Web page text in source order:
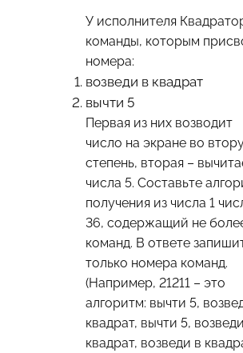
У исполнителя
команды, которым
номера:
возведи в квадрат
вычти 5
Первая из них возводит
число на экране во
степень, вторая –
числа 5. Составьте
получения из числа 1
36, содержащий не
команд. В ответе
только номера команд.
(Например, 21211 – это
алгоритм: вычти 5,
квадрат, вычти 5,
квадрат, возведи в